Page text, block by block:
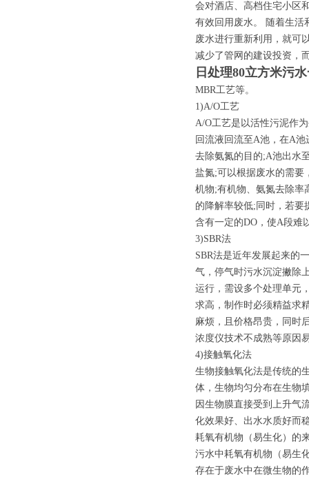
会对酒店、高档住宅小区
有效回用废水。 随着生活
废水进行重新利用，就可
减少了管网的建设投资，
日处理80立方米污
MBR工艺等。
1)A/O工艺
A/O工艺是以活性污泥作
回流液回流至A池，在A
去除氨氮的目的;A池出水
盐氮;可以根据废水的需要
机物;有机物、氨氮去除率
的降解率较低;同时，若要
含有一定的DO，使A段难
3)SBR法
SBR法是近年发展起来的
气，停气时污水沉淀撇除
运行，需设多个处理单元
求高，制作时必须精益求
麻烦，且价格昂贵，同时
浓度仪技术不成熟等原因
4)接触氧化法
生物接触氧化法是传统的
体，生物均匀分布在生物
因生物膜直接受到上升气
化效果好、出水水质好而
耗氧有机物（易生化）的
污水中耗氧有机物（易生
存在于废水中在微生物的